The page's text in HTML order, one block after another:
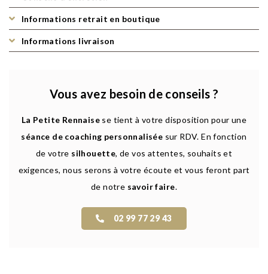
Informations retrait en boutique
Informations livraison
Vous avez besoin de conseils ?
La Petite Rennaise se tient à votre disposition pour une
séance de coaching personnalisée sur RDV. En fonction
de votre silhouette, de vos attentes, souhaits et
exigences, nous serons à votre écoute et vous feront part
de notre savoir faire.
02 99 77 29 43